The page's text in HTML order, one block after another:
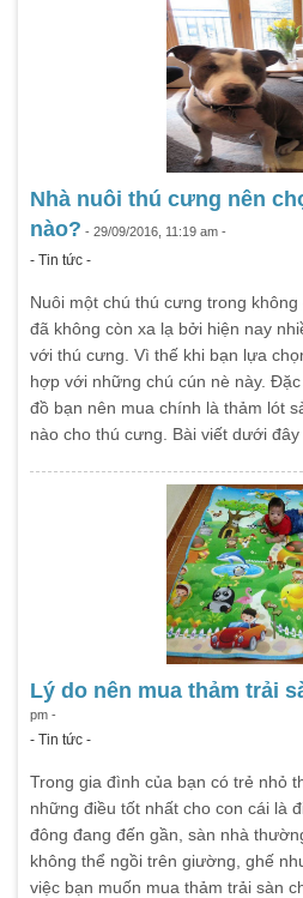
Nhà nuôi thú cưng nên
nào? - 29/09/2016, 11:19 am -
- Tin tức -
Nuôi một chú thú cưng trong
đã không còn xa lạ bởi hiện nay
với thú cưng. Vì thế khi bạn lựa
hợp với những chú cún nè này.
đồ bạn nên mua chính là thảm lót
nào cho thú cưng. Bài viết dưới
Lý do nên mua thảm trải
pm -
- Tin tức -
Trong gia đình của bạn có trẻ nhỏ
những điều tốt nhất cho con cái là
đông đang đến gần, sàn nhà
không thể ngồi trên giường, ghế
việc bạn muốn mua thảm trải sàn